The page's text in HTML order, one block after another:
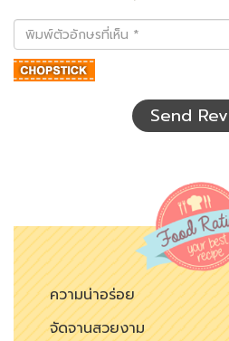
พิมพ์
ตัว
อักษร
ที่
Send
ความน่าอร่อย
จัดจานสวยงาม